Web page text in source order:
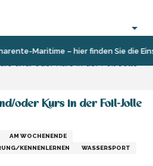
Maritime – hier finden Sie die
Sport
oder Kurs in der Foil-Jolle
AM WOCHENENDE
KENNENLERNEN
WASSERSPORT